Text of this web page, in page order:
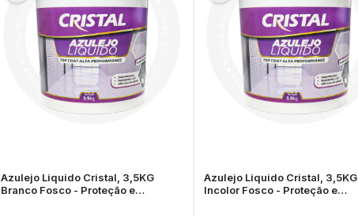
Azulejo Liquido Cristal, 3,5KG
Branco Fosco - Proteção e
Azulejo Liquido Cristal, 3,5KG
Incolor Fosco - Proteção e